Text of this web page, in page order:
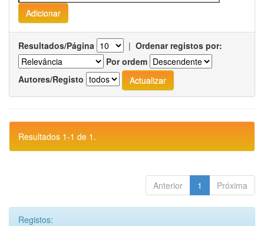
Resultados/Página | Ordenar registos por:
Por ordem
Autores/Registo
Resultados 1-1 de 1.
Anterior 1 Próxima
Registos: